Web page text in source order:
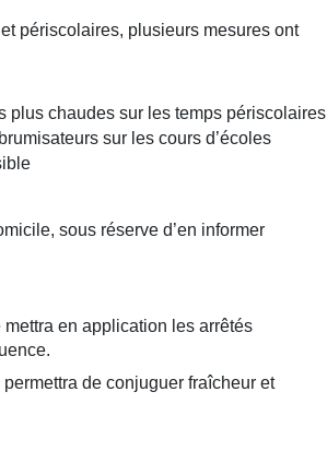
périscolaires, plusieurs mesures ont
plus chaudes sur les temps périscolaires
sur les cours d’écoles
sous réserve d’en informer
mettra en application les arrêtés
de conjuguer fraîcheur et